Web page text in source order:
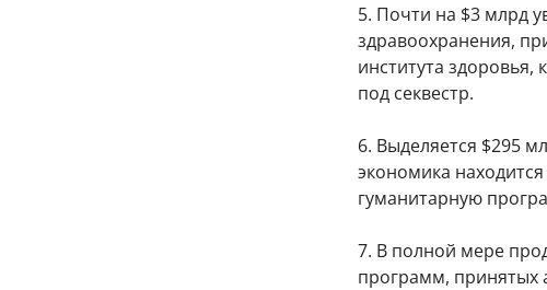
5. Почти на $3 млрд
здравоохранения,
института
под секвестр.
6. Выделяется $295
экономика
гуманитарную
7. В полной мере
программ,